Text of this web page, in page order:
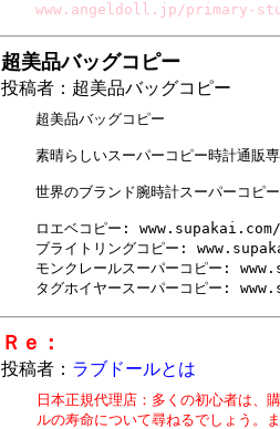
www.angeldoll.jp/primary-
超美品バッグコピー
投稿者：超美品バッグコピー
超美品バッグコピー
素晴らしいスーパーコピー時計通販
世界のブランド腕時計スーパーコピ
ロエベコピー:
ブライトリングコピー:
モンクレールスーパーコピー:
タグホイヤースーパーコピー:
Ｒｅ：
投稿者： ラブドールとは
日本正規代理店：多くの初心者は、
ルの寿命について尋ねるでしょう。